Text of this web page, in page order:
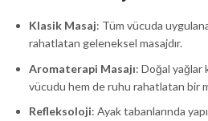
Klasik Masaj: Tüm vücuda
rahatlatan geleneksel masajdır.
Aromaterapi Masajı: Doğal yağlar
vücudu hem de ruhu rahatlatan bir
Refleksoloji: Ayak tabanlarında